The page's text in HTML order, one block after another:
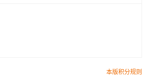
本版积分规则